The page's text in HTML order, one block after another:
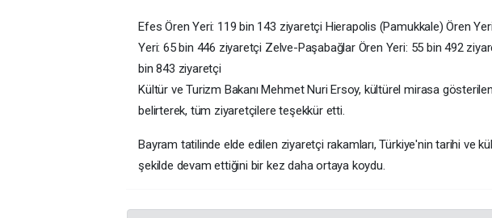
Efes Ören Yeri: 119 bin 143 ziyaretçi Hierapolis (Pamukkale) Ören
Yeri: 65 bin 446 ziyaretçi Zelve-Paşabağlar Ören Yeri: 55 bin 492
bin 843 ziyaretçi
Kültür ve Turizm Bakanı Mehmet Nuri Ersoy, kültürel mirasa
belirterek, tüm ziyaretçilere teşekkür etti.
Bayram tatilinde elde edilen ziyaretçi rakamları, Türkiye'nin tarihi ve
şekilde devam ettiğini bir kez daha ortaya koydu.